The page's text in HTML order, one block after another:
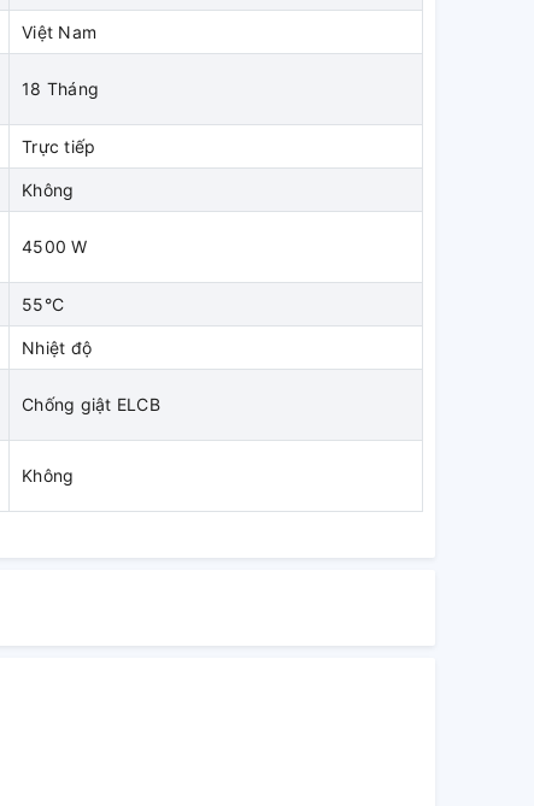
Việt Nam
18 Tháng
Trực tiếp
Không
4500 W
55°C
Nhiệt độ
Chống giật ELCB
Không